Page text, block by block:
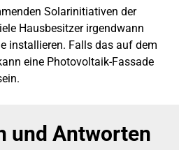
Solarinitiativen der
Hausbesitzer irgendwann
installieren. Falls das auf dem
eine Photovoltaik-Fassade
und Antworten